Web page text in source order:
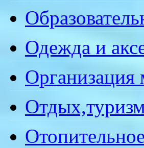
Одежда и
Организация